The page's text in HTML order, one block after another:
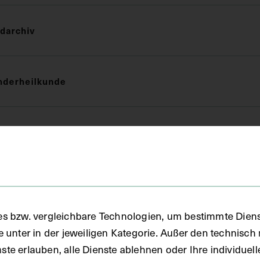
- 1930
bzw. vergleichbare Technologien, um bestimmte
unter in der jeweiligen Kategorie. Außer den
erlauben, alle Dienste ablehnen oder Ihre